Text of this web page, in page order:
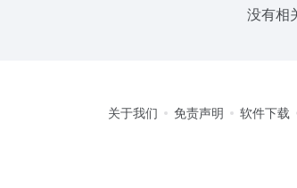
没有相
关于我们 免责声明 软件下载